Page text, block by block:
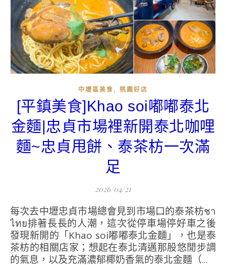
中壢區美食 , 桃園好店
[平鎮美食]Khao soi嘟嘟泰北
金麵|忠貞市場裡新開泰北咖哩
麵~忠貞甩餅、泰茶枋一次滿
足
2026/04/21
每次去中壢忠貞市場總會見到市場口的泰茶枋ชา
ไทย排著長長的人潮，這次從停車場停好車之後
發現新開的「Khao soi嘟嘟泰北金麵」，也是泰
茶枋的相關店家；想起在泰北清邁那股悠閒步調
的氣息，以及充滿濃郁椰奶香氣的泰北金麵（...